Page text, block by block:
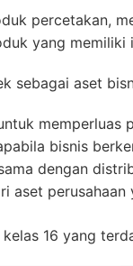
percetakan,
yang
sebagai aset
memperluas
bisnis
dengan
aset
16 yang